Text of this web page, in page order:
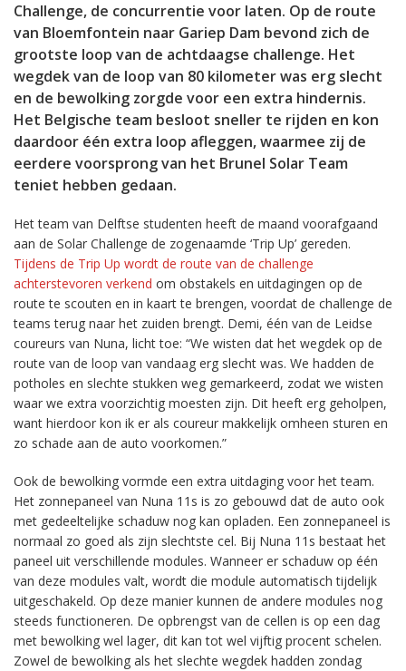
Challenge, de concurrentie voor laten. Op de route
van Bloemfontein naar Gariep Dam bevond zich de
grootste loop van de achtdaagse challenge. Het
wegdek van de loop van 80 kilometer was erg slecht
en de bewolking zorgde voor een extra hindernis.
Het Belgische team besloot sneller te rijden en kon
daardoor één extra loop afleggen, waarmee zij de
eerdere voorsprong van het Brunel Solar Team
teniet hebben gedaan.
Het team van Delftse studenten heeft de maand voorafgaand
aan de Solar Challenge de zogenaamde ‘Trip Up’ gereden.
Tijdens de Trip Up wordt de route van de challenge
achterstevoren verkend om obstakels en uitdagingen op de
route te scouten en in kaart te brengen, voordat de challenge de
teams terug naar het zuiden brengt. Demi, één van de Leidse
coureurs van Nuna, licht toe: “We wisten dat het wegdek op de
route van de loop van vandaag erg slecht was. We hadden de
potholes en slechte stukken weg gemarkeerd, zodat we wisten
waar we extra voorzichtig moesten zijn. Dit heeft erg geholpen,
want hierdoor kon ik er als coureur makkelijk omheen sturen en
zo schade aan de auto voorkomen.”
Ook de bewolking vormde een extra uitdaging voor het team.
Het zonnepaneel van Nuna 11s is zo gebouwd dat de auto ook
met gedeeltelijke schaduw nog kan opladen. Een zonnepaneel is
normaal zo goed als zijn slechtste cel. Bij Nuna 11s bestaat het
paneel uit verschillende modules. Wanneer er schaduw op één
van deze modules valt, wordt die module automatisch tijdelijk
uitgeschakeld. Op deze manier kunnen de andere modules nog
steeds functioneren. De opbrengst van de cellen is op een dag
met bewolking wel lager, dit kan tot wel vijftig procent schelen.
Zowel de bewolking als het slechte wegdek hadden zondag